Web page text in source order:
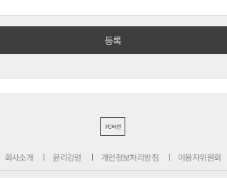
PC버전
회사소개 윤리강령 개인정보처리방침 이용자위원회